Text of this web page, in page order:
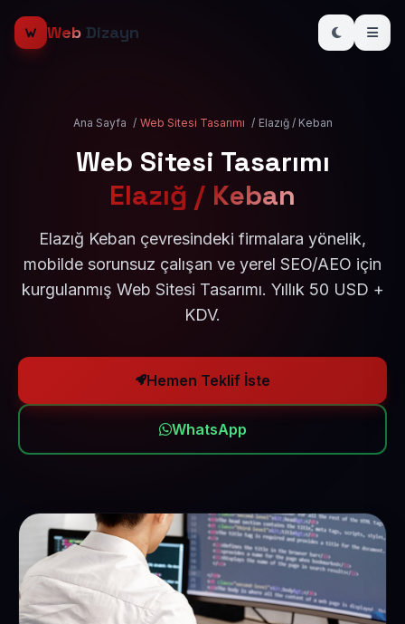
Web Dizayn
Ana Sayfa / Web Sitesi Tasarımı / Elazığ / Keban
Web Sitesi Tasarımı
Elazığ / Keban
Elazığ Keban çevresindeki firmalara yönelik,
mobilde sorunsuz çalışan ve yerel SEO/AEO için
kurgulanmış Web Sitesi Tasarımı. Yıllık 50 USD +
KDV.
Hemen Teklif İste
WhatsApp